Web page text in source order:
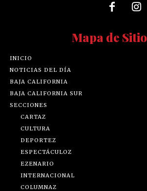
Mapa de Sitio
INICIO
NOTICIAS DEL DÍA
BAJA CALIFORNIA
BAJA CALIFORNIA SUR
SECCIONES
CARTAZ
CULTURA
DEPORTEZ
ESPECTÁCULOZ
EZENARIO
INTERNACIONAL
COLUMNAZ